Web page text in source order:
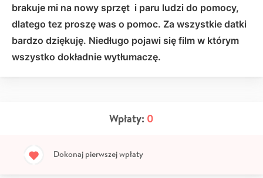
brakuje mi na nowy sprzęt i paru ludzi do pomocy,
dlatego tez proszę was o pomoc. Za wszystkie datki
bardzo dziękuję. Niedługo pojawi się film w którym
wszystko dokładnie wytłumaczę.
Wpłaty: 0
Dokonaj pierwszej wpłaty